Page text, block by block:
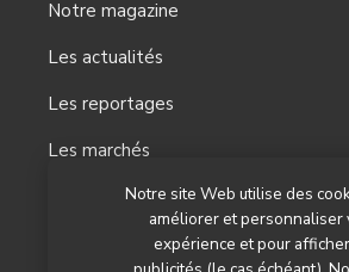
Notre site Web utilise des
améliorer et personnaliser
expérience et pour
Notre magazine
Les actualités
Les reportages
Les marchés